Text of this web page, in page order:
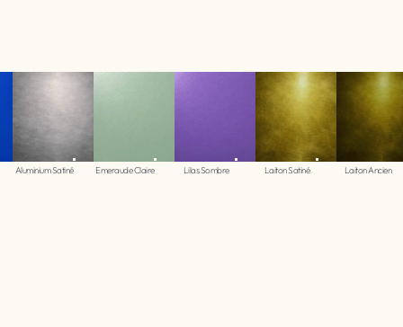
Aluminium Satiné Emeraude Claire Lilas Sombre Laiton Satiné Laiton Ancien